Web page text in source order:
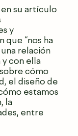
su artículo
y
que “nos ha
relación
con ella
sobre cómo
el diseño de
estamos
la
entre